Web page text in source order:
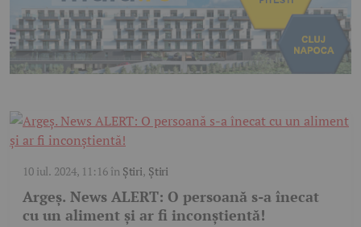
10 iul. 2024, 11:16în Știri, Știri
Argeș. News ALERT: O persoană s-a înecat
cu un aliment și ar fi inconștientă!